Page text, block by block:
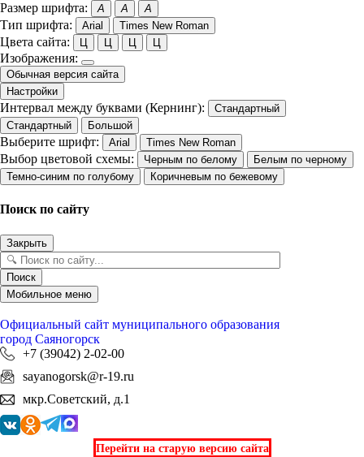
Размер шрифта: A A A
Тип шрифта: Arial Times New Roman
Цвета сайта: Ц Ц Ц Ц
Изображения:
Обычная версия сайта
Настройки
Интервал между буквами (Кернинг):
Стандартный
Стандартный
Большой
Выберите шрифт: Arial Times New Roman
Выбор цветовой схемы: Черным по белому
Белым по черному
Темно-синим по голубому
Коричневым по бежевому
Поиск по сайту
Закрыть
Поиск
Мобильное меню
Официальный сайт муниципального образования
город Саяногорск
+7 (39042) 2-02-00
sayanogorsk@r-19.ru
мкр.Советский, д.1
Перейти на старую версию сайта